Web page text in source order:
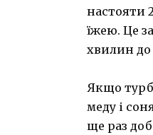
настояти
їжею. Це
хвилин до
Якщо
меду і
ще раз